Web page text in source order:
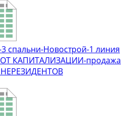
спальни-Новострой-1 линия
ОТ КАПИТАЛИЗАЦИИ-продажа
НЕРЕЗИДЕНТОВ